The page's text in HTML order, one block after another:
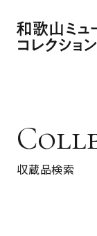
収蔵品検索